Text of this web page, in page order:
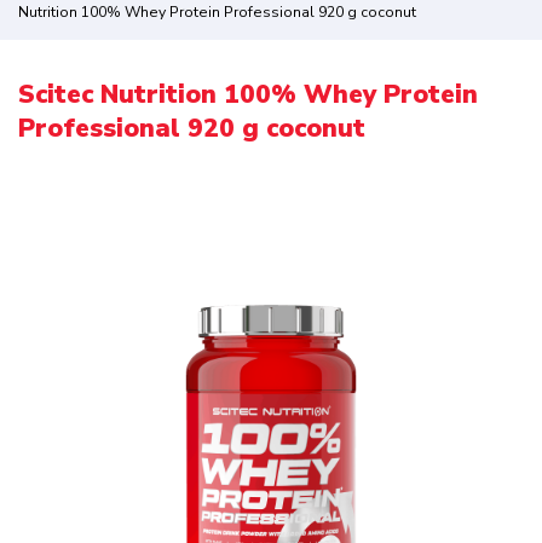
Nutrition 100% Whey Protein Professional 920 g coconut
Scitec Nutrition 100% Whey Protein
Professional 920 g coconut